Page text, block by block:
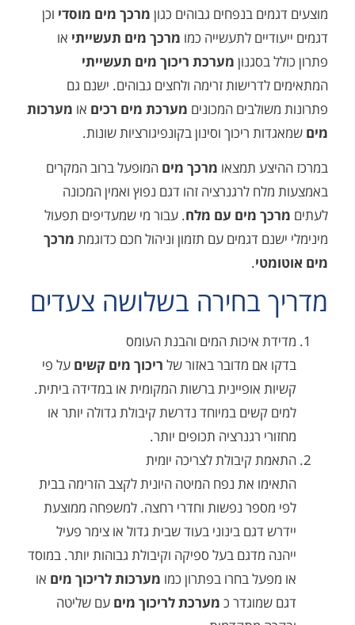
בנפחים גבוהים כגוןמרכך מים מוסדיוכן
לתעשייה כמומרכך מים תעשייתי או
בסגנוןמערכת ריכוך מים תעשייתי
לדרישות זרימה ולחצים גבוהים. ישנם גם
המכוניםמערכת מים רכיםאומערכות
ריכוך וסינון בקונפיגורציות שונות.
תמצאו מרכך מיםהמופעל ברוב המקרים
לרגנרציה זהו דגם נפוץ ואמין המכונה
מים עם מלח. עבור מי שמעדיפים תפעול
דגמים עם תזמון וניהול חכם כדוגמתמרכך
בחירה בשלושה צעדים
איכות המים והבנת העומס
אם מדובר באזור שלריכוך מים קשיםעל פי
אופיינית ברשות המקומית או במדידה ביתית.
קשים במיוחד נדרשת קיבולת גדולה יותר או
רגנרציה תכופים יותר.
קיבולת לצריכה יומית
את נפח המיטה היונית לקצב הזרימה בבית
מספר נפשות וחדרי רחצה. למשפחה ממוצעת
דגם בינוני בעוד שבית גדול או צימר פעיל
מדגם בעל ספיקה וקיבולת גבוהות יותר. במוסד
בחרו בפתרון כמומערכות לריכוך מיםאו
מערכת לריכוך מיםעם שליטה